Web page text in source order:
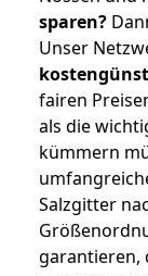
sparen?
Unser
fairen
als die
kümmern
Salzgitter
garantieren,